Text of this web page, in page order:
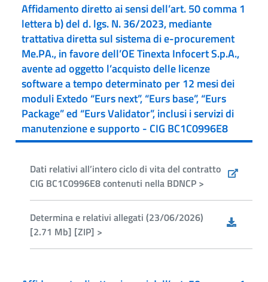
Affidamento diretto ai sensi dell’art. 50 comma 1
lettera b) del d. lgs. N. 36/2023, mediante
trattativa diretta sul sistema di e-procurement
Me.PA., in favore dell’OE Tinexta Infocert S.p.A.,
avente ad oggetto l’acquisto delle licenze
software a tempo determinato per 12 mesi dei
moduli Extedo “Eurs next”, “Eurs base”, “Eurs
Package” ed “Eurs Validator”, inclusi i servizi di
manutenzione e supporto - CIG BC1C0996E8
Dati relativi all’intero ciclo di vita del contratto
CIG BC1C0996E8 contenuti nella BDNCP >
Determina e relativi allegati (23/06/2026)
[2.71 Mb] [ZIP] >